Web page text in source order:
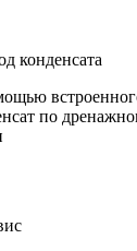
конденсата
по